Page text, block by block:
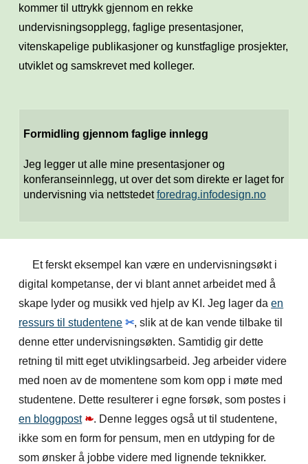
kommer til uttrykk gjennom en rekke
undervisningsopplegg, faglige presentasjoner,
vitenskapelige publikasjoner og kunstfaglige prosjekter,
utviklet og samskrevet med kolleger.
Formidling gjennom faglige innlegg
Jeg legger ut alle mine presentasjoner og
konferanseinnlegg, ut over det som direkte er laget for
undervisning via nettstedetforedrag.infodesign.no
Etferskteksempel kan være en undervisningsøkt i
digital kompetanse, der vi blant annet arbeidet med å
skape lyder og musikk ved hjelp av KI. Jeg lager da en
ressurs til studentene ✂, slik at de kan vende tilbake til
denne etter undervisningsøkten. Samtidiggir dette
retning til mitt eget utviklingsarbeid. Jeg arbeider videre
med noen av de momentene som kom opp i møte med
studentene. Dette resulterer i egne forsøk, som postes i
en bloggpost ❧. Denne legges også ut til studentene,
ikke som en form for pensum, men en utdyping for de
som ønsker å jobbe videre med lignende teknikker.